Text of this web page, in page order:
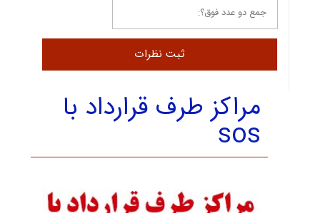
مراکز طرف قرارداد با
sos